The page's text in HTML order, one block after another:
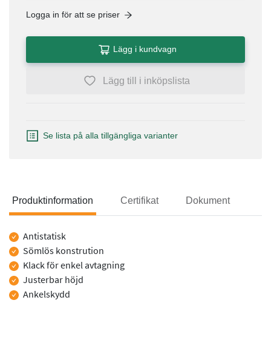
Logga in för att se priser
Lägg i kundvagn
Lägg till i inköpslista
Se lista på alla tillgängliga varianter
Produktinformation Certifikat Dokument
Produktinformation
Antistatisk
Sömlös konstrution
Klack för enkel avtagning
Justerbar höjd
Ankelskydd